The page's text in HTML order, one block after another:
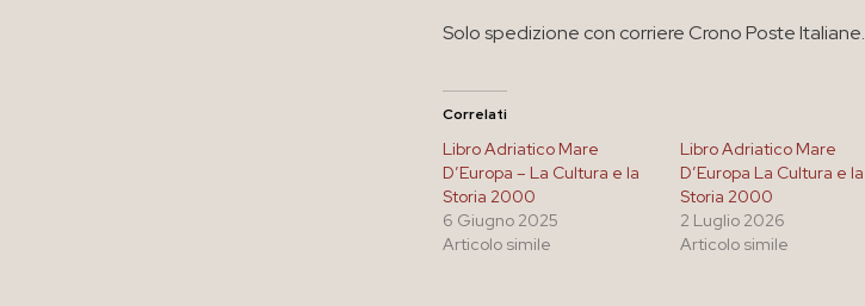
Solo spedizione con corriere Crono Poste Italiane.
Correlati
Libro Adriatico Mare
D’Europa – La Cultura e la
Storia 2000
6 Giugno 2025
Articolo simile
Libro Adriatico Mare
D’Europa La Cultura e la
Storia 2000
2 Luglio 2026
Articolo simile